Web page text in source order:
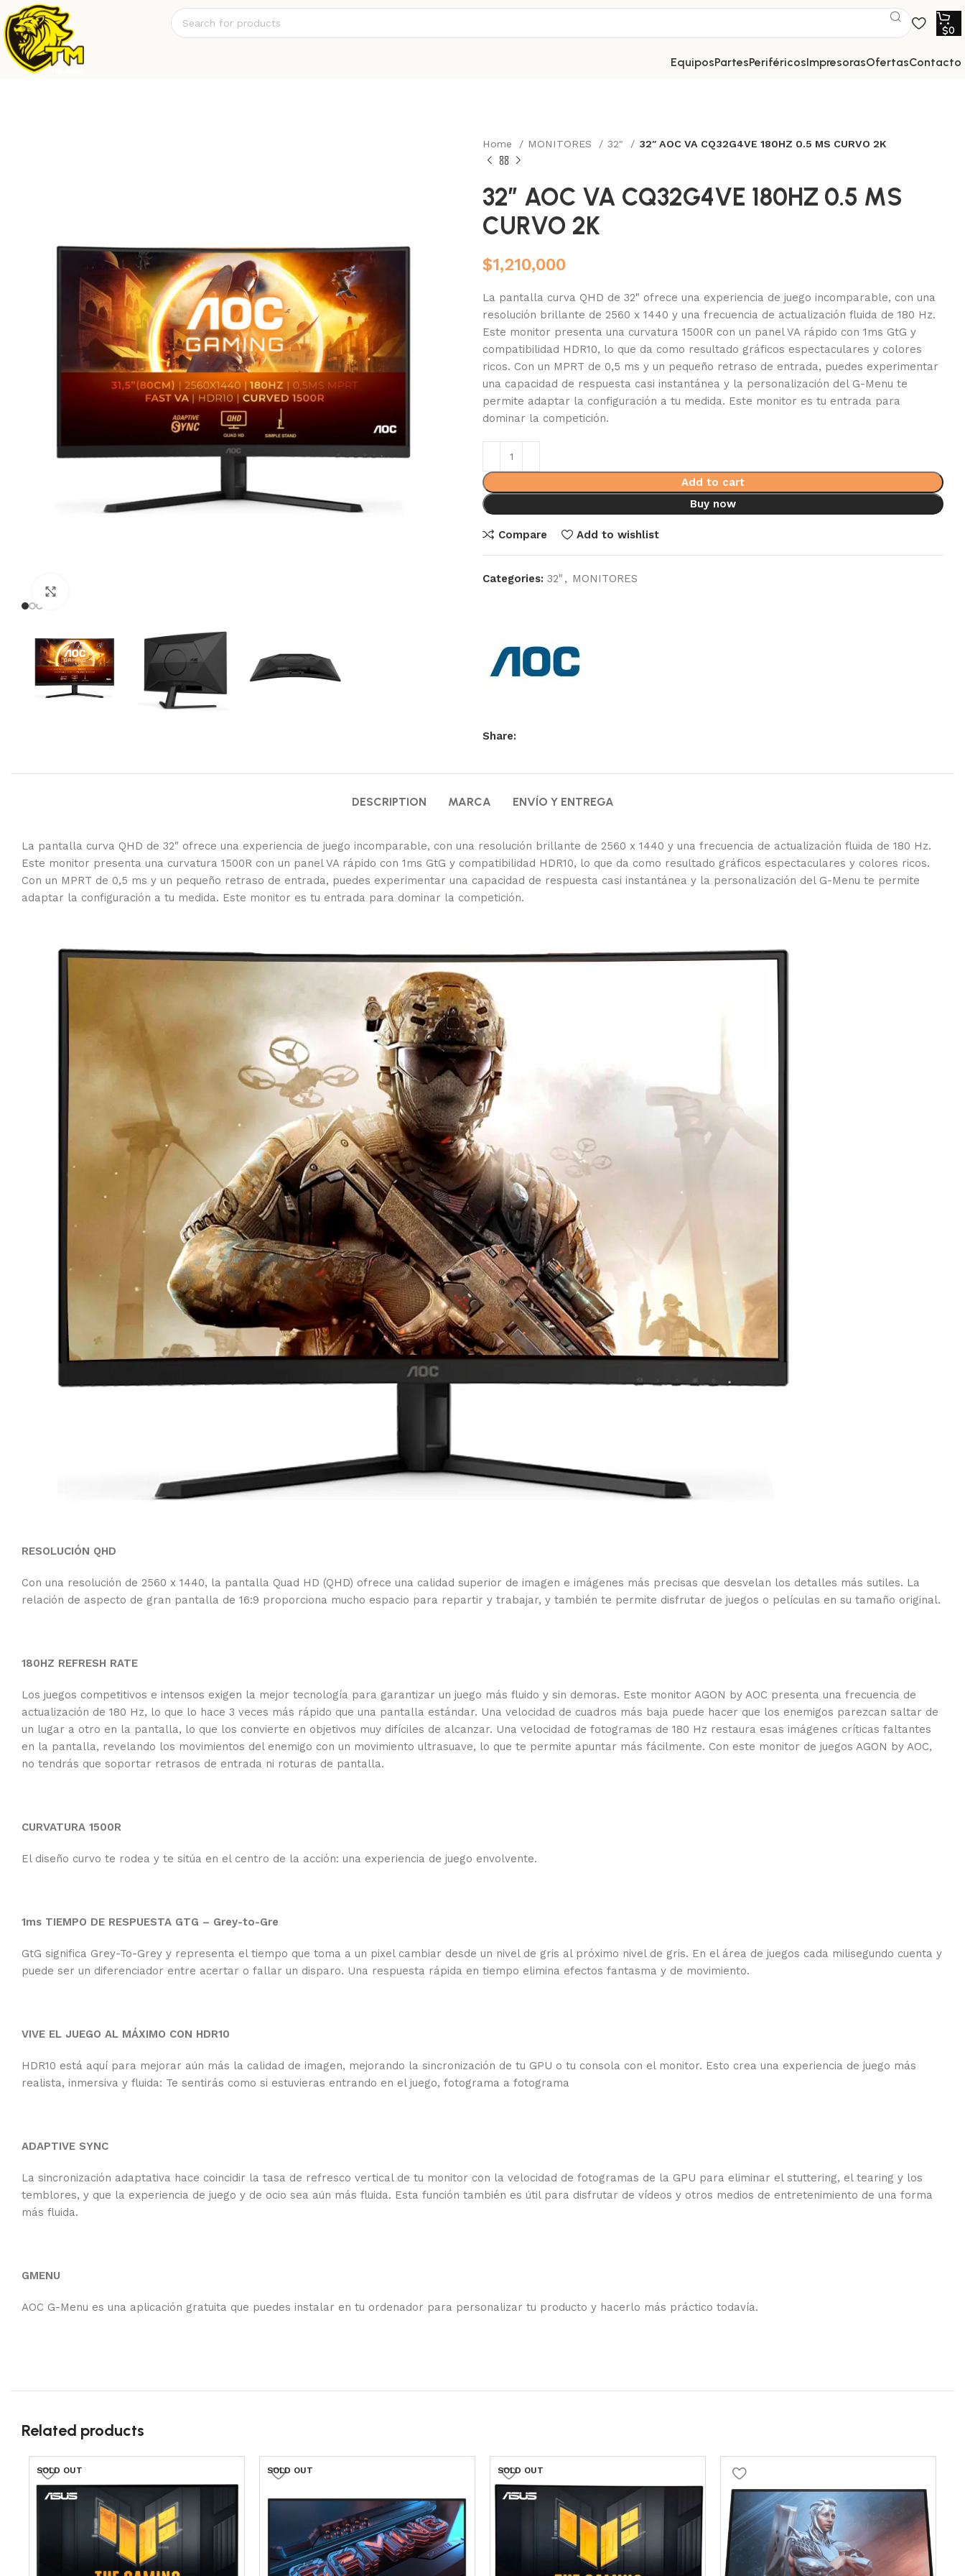
$0
equipos partes periféricos impresoras ofertas contacto
Home MONITORES 32" 32″ AOC VA CQ32G4VE 180HZ 0.5 MS CURVO 2K
32″ AOC VA CQ32G4VE 180HZ 0.5 MS
CURVO 2K
$1,210,000
La pantalla curva QHD de 32" ofrece una experiencia de juego incomparable, con una
resolución brillante de 2560 x 1440 y una frecuencia de actualización fluida de 180 Hz.
Este monitor presenta una curvatura 1500R con un panel VA rápido con 1ms GtG y
compatibilidad HDR10, lo que da como resultado gráficos espectaculares y colores
ricos. Con un MPRT de 0,5 ms y un pequeño retraso de entrada, puedes experimentar
una capacidad de respuesta casi instantánea y la personalización del G-Menu te
permite adaptar la configuración a tu medida. Este monitor es tu entrada para
dominar la competición.
Add to cart
Buy now
Compare Add to wishlist
Categories: 32" , MONITORES
Share:
DESCRIPTION MARCA ENVÍO Y ENTREGA
La pantalla curva QHD de 32″ ofrece una experiencia de juego incomparable, con una resolución brillante de 2560 x 1440 y una frecuencia de actualización fluida de 180 Hz.
Este monitor presenta una curvatura 1500R con un panel VA rápido con 1ms GtG y compatibilidad HDR10, lo que da como resultado gráficos espectaculares y colores ricos.
Con un MPRT de 0,5 ms y un pequeño retraso de entrada, puedes experimentar una capacidad de respuesta casi instantánea y la personalización del G-Menu te permite
adaptar la configuración a tu medida. Este monitor es tu entrada para dominar la competición.
RESOLUCIÓN QHD
Con una resolución de 2560 x 1440, la pantalla Quad HD (QHD) ofrece una calidad superior de imagen e imágenes más precisas que desvelan los detalles más sutiles. La
relación de aspecto de gran pantalla de 16:9 proporciona mucho espacio para repartir y trabajar, y también te permite disfrutar de juegos o películas en su tamaño original.
180HZ REFRESH RATE
Los juegos competitivos e intensos exigen la mejor tecnología para garantizar un juego más fluido y sin demoras. Este monitor AGON by AOC presenta una frecuencia de
actualización de 180 Hz, lo que lo hace 3 veces más rápido que una pantalla estándar. Una velocidad de cuadros más baja puede hacer que los enemigos parezcan saltar de
un lugar a otro en la pantalla, lo que los convierte en objetivos muy difíciles de alcanzar. Una velocidad de fotogramas de 180 Hz restaura esas imágenes críticas faltantes
en la pantalla, revelando los movimientos del enemigo con un movimiento ultrasuave, lo que te permite apuntar más fácilmente. Con este monitor de juegos AGON by AOC,
no tendrás que soportar retrasos de entrada ni roturas de pantalla.
CURVATURA 1500R
El diseño curvo te rodea y te sitúa en el centro de la acción: una experiencia de juego envolvente.
1ms TIEMPO DE RESPUESTA GTG – Grey-to-Gre
GtG significa Grey-To-Grey y representa el tiempo que toma a un pixel cambiar desde un nivel de gris al próximo nivel de gris. En el área de juegos cada milisegundo cuenta y
puede ser un diferenciador entre acertar o fallar un disparo. Una respuesta rápida en tiempo elimina efectos fantasma y de movimiento.
VIVE EL JUEGO AL MÁXIMO CON HDR10
HDR10 está aquí para mejorar aún más la calidad de imagen, mejorando la sincronización de tu GPU o tu consola con el monitor. Esto crea una experiencia de juego más
realista, inmersiva y fluida: Te sentirás como si estuvieras entrando en el juego, fotograma a fotograma
ADAPTIVE SYNC
La sincronización adaptativa hace coincidir la tasa de refresco vertical de tu monitor con la velocidad de fotogramas de la GPU para eliminar el stuttering, el tearing y los
temblores, y que la experiencia de juego y de ocio sea aún más fluida. Esta función también es útil para disfrutar de vídeos y otros medios de entretenimiento de una forma
más fluida.
GMENU
AOC G-Menu es una aplicación gratuita que puedes instalar en tu ordenador para personalizar tu producto y hacerlo más práctico todavía.
Related products
SOLD OUT SOLD OUT SOLD OUT